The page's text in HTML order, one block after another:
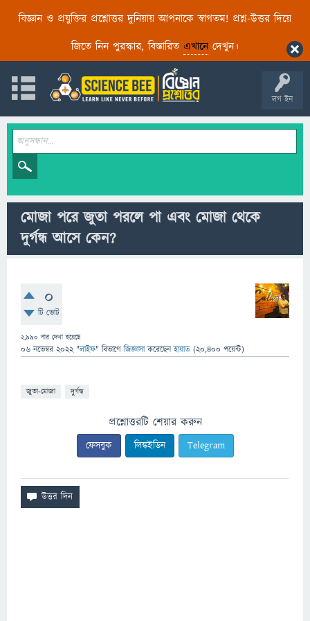
বিজ্ঞান ও প্রযুক্তির প্রশ্নোত্তর দুনিয়ায় আপনাকে স্বাগতম! প্রশ্ন-উত্তর দিয়ে
জিতে নিন পুরস্কার, বিস্তারিত এখানেদেখুন।
লগ ইন
মোজা পরে জুতা পরলে পা এবং মোজা থেকে
দুর্গন্ধ আসে কেন?
0
টি ভোট
2,990 বার দেখা হয়েছে
06 নভেম্বর 2022 "লাইফ" বিভাগে জিজ্ঞাসাকরেছেনহায়াত (20,400 পয়েন্ট)
জুতা-মোজা দুর্গন্ধ
প্রশ্নোত্তরটি শেয়ার করুন
ফেসবুক লিঙ্কইডিন Telegram